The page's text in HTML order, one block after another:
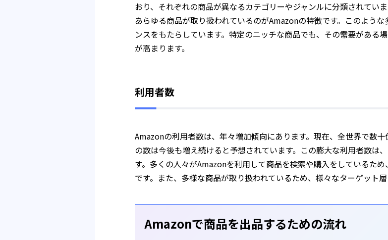
おり、それぞれの商品が異なるカテゴリーやジャンルに分類されてい
あらゆる商品が取り扱われているのがAmazonの特徴です。このよう
ンスをもたらしています。特定のニッチな商品でも、その需要がある
が高まります。
利用者数
Amazonの利用者数は、年々増加傾向にあります。現在、全世界で数
の数は今後も増え続けると予想されています。この膨大な利用者数は
す。多くの人々がAmazonを利用して商品を検索や購入をしているた
です。また、多様な商品が取り扱われているため、様々なターゲット
Amazonで商品を出品するための流れ